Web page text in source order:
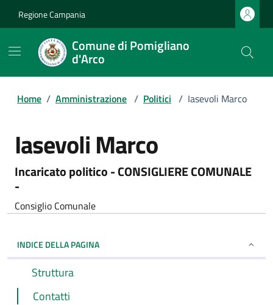
Regione Campania
Comune di Pomigliano
d'Arco
Home / Amministrazione / Politici / Iasevoli Marco
Iasevoli Marco
Incaricato politico - CONSIGLIERE COMUNALE
-
Consiglio Comunale
INDICE DELLA PAGINA
Struttura
Contatti